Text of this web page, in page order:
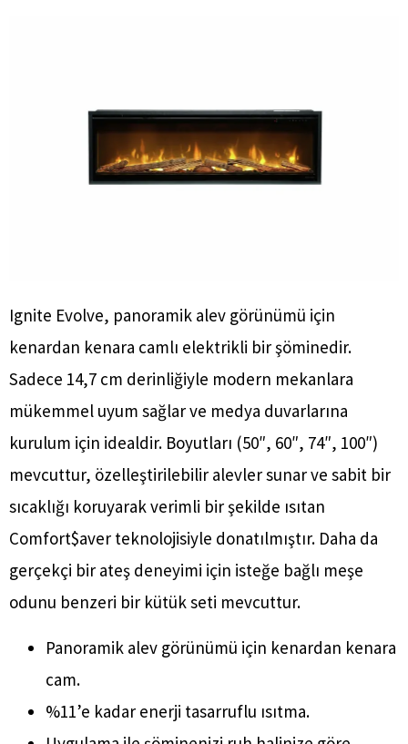
Ignite Evolve, panoramik alev görünümü için
kenardan kenara camlı elektrikli bir şöminedir.
Sadece 14,7 cm derinliğiyle modern mekanlara
mükemmel uyum sağlar ve medya duvarlarına
kurulum için idealdir. Boyutları (50″, 60″, 74″, 100″)
mevcuttur, özelleştirilebilir alevler sunar ve sabit bir
sıcaklığı koruyarak verimli bir şekilde ısıtan
Comfort$aver teknolojisiyle donatılmıştır. Daha da
gerçekçi bir ateş deneyimi için isteğe bağlı meşe
odunu benzeri bir kütük seti mevcuttur.
Panoramik alev görünümü için kenardan kenara
cam.
%11’e kadar enerji tasarruflu ısıtma.